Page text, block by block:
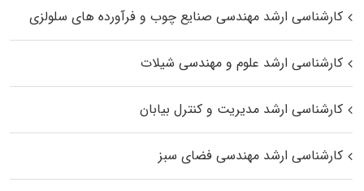
کارشناسی ارشد مهندسی صنایع چوب و فرآورده‌ های سلولزی
کارشناسی ارشد علوم و مهندسی شیلات
کارشناسی ارشد مدیریت و کنترل بیابان
کارشناسی ارشد مهندسی فضای سبز